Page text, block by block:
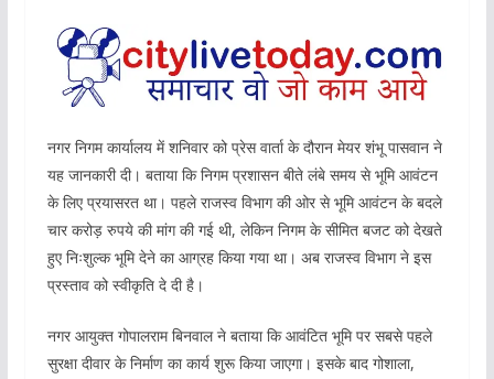
नगर निगम कार्यालय में शनिवार को प्रेस वार्ता के दौरान मेयर शंभू पासवान ने
यह जानकारी दी। बताया कि निगम प्रशासन बीते लंबे समय से भूमि आवंटन
के लिए प्रयासरत था। पहले राजस्व विभाग की ओर से भूमि आवंटन के बदले
चार करोड़ रुपये की मांग की गई थी, लेकिन निगम के सीमित बजट को देखते
हुए निःशुल्क भूमि देने का आग्रह किया गया था। अब राजस्व विभाग ने इस
प्रस्ताव को स्वीकृति दे दी है।
नगर आयुक्त गोपालराम बिनवाल ने बताया कि आवंटित भूमि पर सबसे पहले
सुरक्षा दीवार के निर्माण का कार्य शुरू किया जाएगा। इसके बाद गोशाला,